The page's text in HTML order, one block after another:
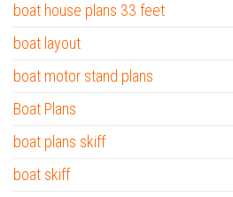
boat house plans 33 feet
boat layout
boat motor stand plans
Boat Plans
boat plans skiff
boat skiff